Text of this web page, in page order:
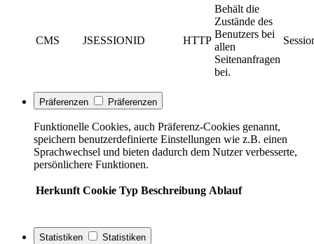
CMS JSESSIONID HTTP
Behält die
Zustände des
Benutzers bei
allen
Seitenanfragen
bei.
Präferenzen Präferenzen
Funktionelle Cookies, auch Präferenz-Cookies genannt,
speichern benutzerdefinierte Einstellungen wie z.B. einen
Sprachwechsel und bieten dadurch dem Nutzer verbesserte,
persönlichere Funktionen.
Herkunft Cookie Typ Beschreibung Ablauf
Statistiken Statistiken